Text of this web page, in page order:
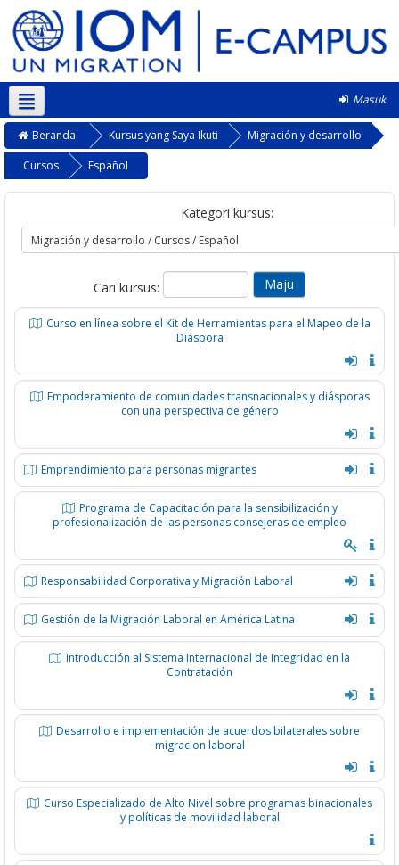
Masuk
Bahasa Indonesia ‎(id)‎
Beranda Kursus yang Saya Ikuti
Migración y desarrollo
Cursos
Español
Kategori kursus:
Cari kursus:
Curso en línea sobre el Kit de Herramientas para el Mapeo de la
Diáspora
Empoderamiento de comunidades transnacionales y diásporas
con una perspectiva de género
Emprendimiento para personas migrantes
Programa de Capacitación para la sensibilización y
profesionalización de las personas consejeras de empleo
Responsabilidad Corporativa y Migración Laboral
Gestión de la Migración Laboral en América Latina
Introducción al Sistema Internacional de Integridad en la
Contratación
Desarrollo e implementación de acuerdos bilaterales sobre
migracion laboral
Curso Especializado de Alto Nivel sobre programas binacionales
y políticas de movilidad laboral